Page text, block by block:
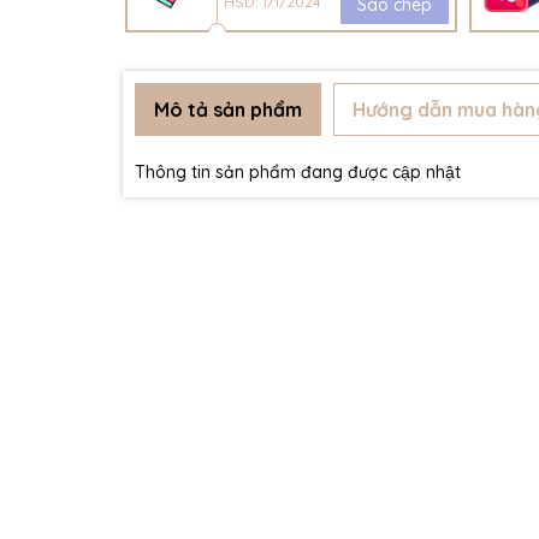
Sao chép
Mô tả sản phẩm Hướng dẫn mua
Thông tin sản phẩm đang được cập nhật